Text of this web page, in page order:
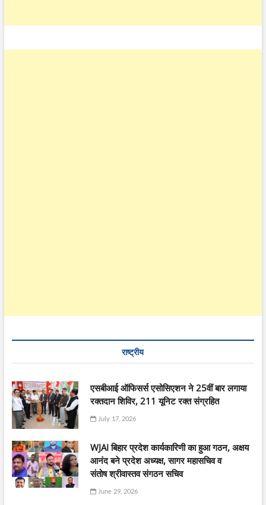
राष्ट्रीय
एसबीआई ऑफिसर्स एसोसिएशन ने 25वीं बार लगाया
रक्तदान शिविर, 211 यूनिट रक्त संग्रहित
July 17, 2026
WJAI बिहार प्रदेश कार्यकारिणी का हुआ गठन, अक्षय
आनंद बने प्रदेश अध्यक्ष, सागर महासचिव व
संतोष श्रीवास्तव संगठन सचिव
June 29, 2026